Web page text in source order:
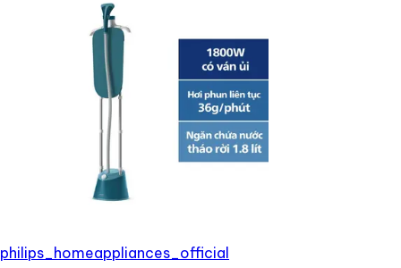
philips_homeappliances_official